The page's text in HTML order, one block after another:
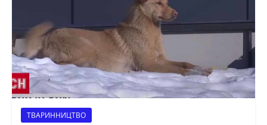
ТВАРИННИЦТВО